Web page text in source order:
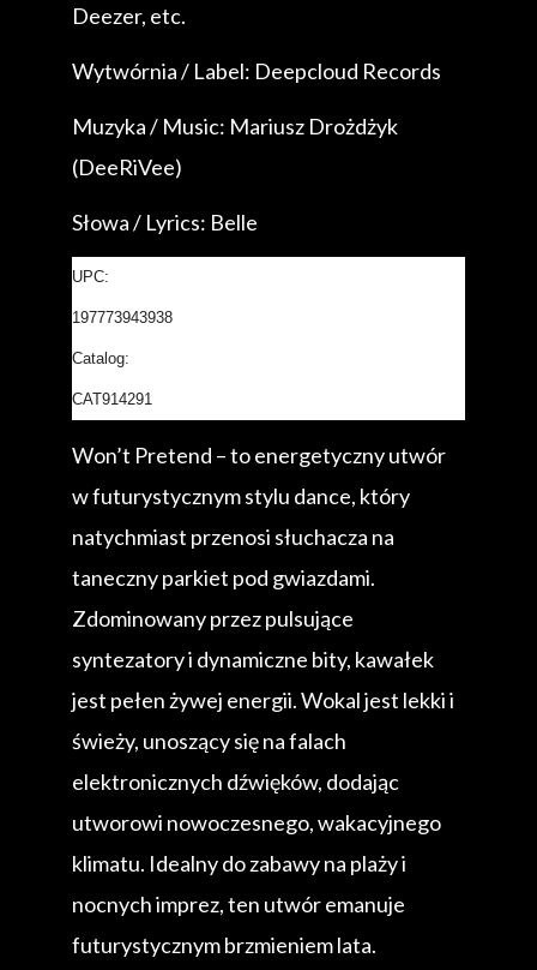
Deezer, etc.
Wytwórnia / Label: Deepcloud Records
Muzyka / Music: Mariusz Drożdżyk
(DeeRiVee)
Słowa / Lyrics: Belle
UPC:
197773943938
Catalog:
CAT914291
Won’t Pretend – to energetyczny utwór
w futurystycznym stylu dance, który
natychmiast przenosi słuchacza na
taneczny parkiet pod gwiazdami.
Zdominowany przez pulsujące
syntezatory i dynamiczne bity, kawałek
jest pełen żywej energii. Wokal jest lekki i
świeży, unoszący się na falach
elektronicznych dźwięków, dodając
utworowi nowoczesnego, wakacyjnego
klimatu. Idealny do zabawy na plaży i
nocnych imprez, ten utwór emanuje
futurystycznym brzmieniem lata.